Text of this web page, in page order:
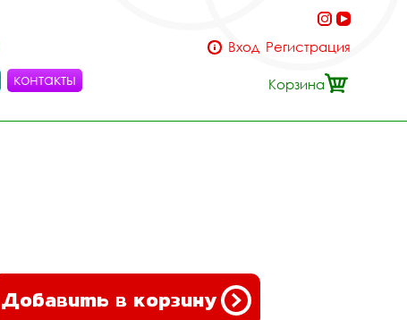
контакты
Вход Регистрация
Корзина
Добавить в корзину